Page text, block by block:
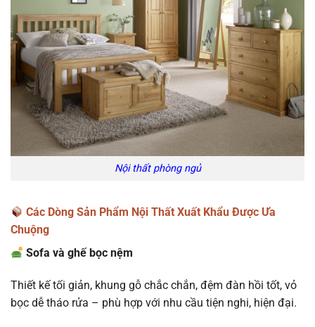
Nội thất phòng ngủ
Các Dòng Sản Phẩm Nội Thất Xuất Khẩu Được Ưa
Chuộng
Sofa và ghế bọc nệm
Thiết kế tối giản, khung gỗ chắc chắn, đệm đàn hồi tốt, vỏ
bọc dễ tháo rửa – phù hợp với nhu cầu tiện nghi, hiện đại.